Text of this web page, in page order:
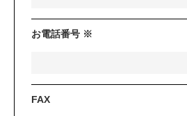
お電話番号 ※
FAX